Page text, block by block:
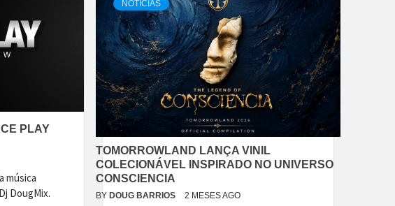
PLAY
música
DougMix.
NOTÍCIAS
TOMORROWLAND LANÇA VINIL
COLECIONÁVEL INSPIRADO NO UNIVERSO
CONSCIENCIA
BY DOUG BARRIOS 2 MESES AGO